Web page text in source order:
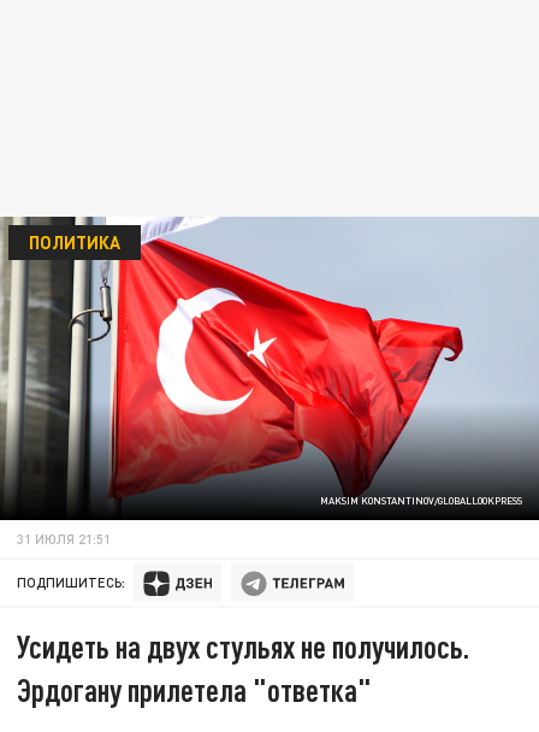
MAKSIM KONSTANTINOV/GLOBALLOOKPRESS
ПОЛИТИКА
31 ИЮЛЯ 21:51
ПОДПИШИТЕСЬ:
Усидеть на двух стульях не получилось.
Эрдогану прилетела "ответка"